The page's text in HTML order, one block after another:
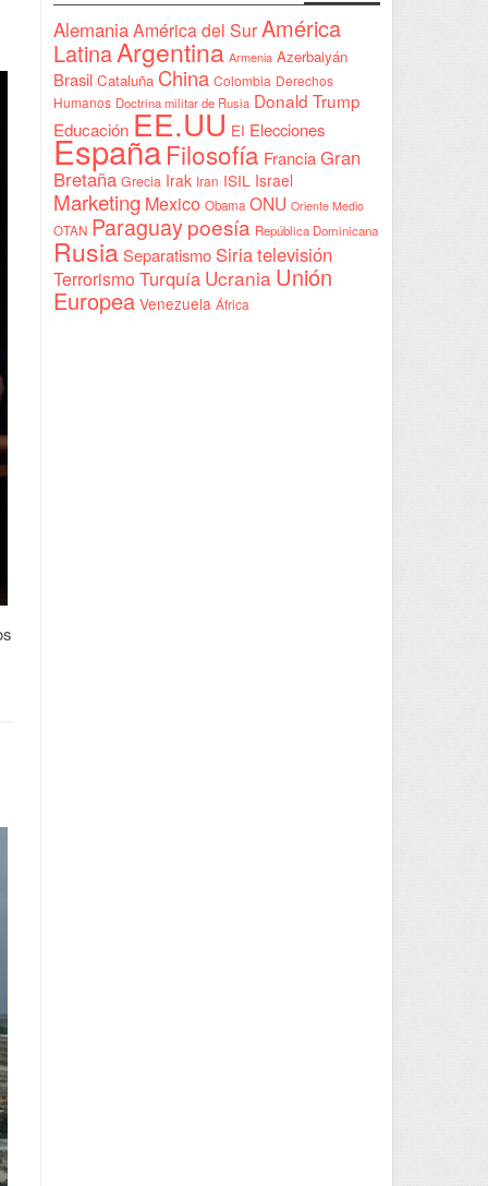
AlemaniaAmérica del SurAmérica
LatinaArgentina Armenia Azerbaiyán
Brasil Cataluña China Colombia Derechos
Humanos Doctrina militar de Rusia Donald Trump
EducaciónEE.UU EI Elecciones
EspañaFilosofía FranciaGran
Bretaña Grecia Irak Iran ISIL Israel
Marketing Mexico Obama ONU Oriente Medio
OTAN Paraguaypoesía República Dominicana
RusiaSeparatismo Siriatelevisión
Terrorismo Turquía Ucrania Unión
Europea Venezuela África